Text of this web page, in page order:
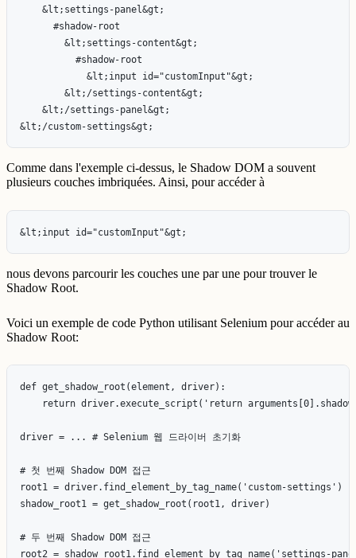
    &lt;settings-panel&gt;
      #shadow-root
        &lt;settings-content&gt;
          #shadow-root
            &lt;input id="customInput"&gt;
        &lt;/settings-content&gt;
    &lt;/settings-panel&gt;
Comme dans l'exemple ci-dessus, le Shadow DOM a souvent
plusieurs couches imbriquées. Ainsi, pour accéder à
nous devons parcourir les couches une par une pour trouver le
Shadow Root.
Voici un exemple de code Python utilisant Selenium pour accéder au
Shadow Root:
def get_shadow_root(element, driver):
return driver.execute_script('return
driver = ... # Selenium 웹 드라이버 초기화
# 첫 번째 Shadow DOM 접근
root1 = driver.find_element_by_tag_name('custom-settings')
shadow_root1 = get_shadow_root(root1, driver)
# 두 번째 Shadow DOM 접근
root2 = shadow_root1.find_element_by_tag_name('settings-